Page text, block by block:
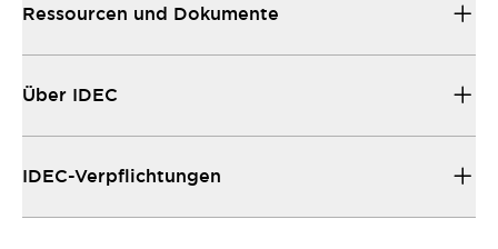
Ressourcen und Dokumente
Über IDEC
IDEC-Verpflichtungen